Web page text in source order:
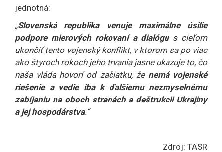
jednotná:
„Slovenská republika venuje maximálne úsilie
podpore mierových rokovaní a dialógus cieľom
ukončiť tento vojenský konflikt, v ktorom sa po viac
ako štyroch rokoch jeho trvania jasne ukazuje to, čo
naša vláda hovorí od začiatku, že nemá vojenské
riešenie a vedie iba k ďalšiemu nezmyselnému
zabíjaniu na oboch stranách a deštrukcii Ukrajiny
a jej hospodárstva.“
Zdroj: TASR